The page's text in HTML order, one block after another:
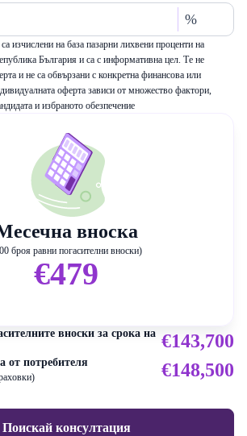
%
изчислени на база пазарни лихвени проценти на
България и са с информативна цел. Те не
и не са обвързани с конкретна финансова или
оферта зависи от множество фактори,
и избраното обезпечение
вноска
броя равни погасителни вноски)
€479
вноски за срока на €143,700
потребителя €148,500
Поискай консултация